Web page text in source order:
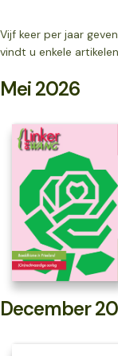
Vijf keer per jaar
vindt u enkele
Mei 2026
December